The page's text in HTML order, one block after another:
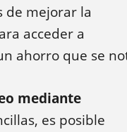
de mejorar la
acceder a
ahorro que se
mediante
es posible